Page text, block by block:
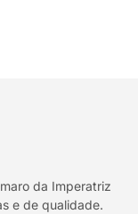
da Imperatriz
e de qualidade.